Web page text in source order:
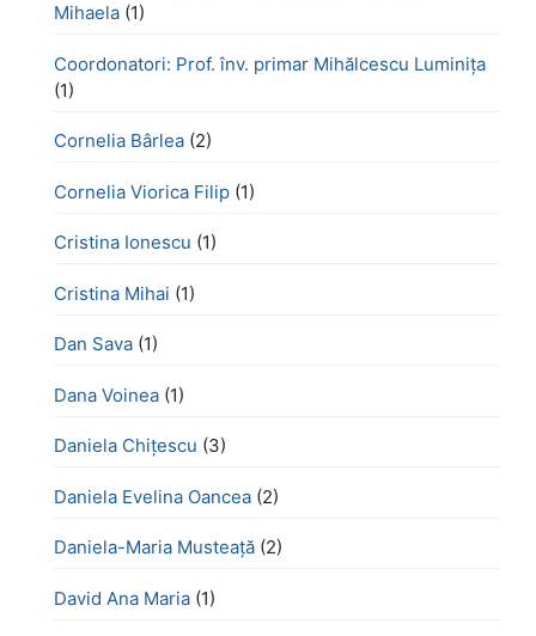
Mihaela (1)
Coordonatori: Prof. înv. primar Mihălcescu Luminița
(1)
Cornelia Bârlea (2)
Cornelia Viorica Filip (1)
Cristina Ionescu (1)
Cristina Mihai (1)
Dan Sava (1)
Dana Voinea (1)
Daniela Chițescu (3)
Daniela Evelina Oancea (2)
Daniela-Maria Musteață (2)
David Ana Maria (1)